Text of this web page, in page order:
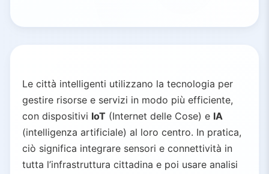
Le città intelligenti utilizzano la tecnologia per
gestire risorse e servizi in modo più efficiente,
con dispositivi IoT (Internet delle Cose) e IA
(intelligenza artificiale) al loro centro. In pratica,
ciò significa integrare sensori e connettività in
tutta l’infrastruttura cittadina e poi usare analisi